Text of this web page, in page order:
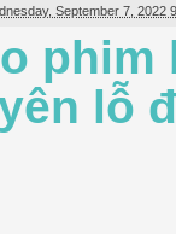
September 7, 2022
phim
lỗ